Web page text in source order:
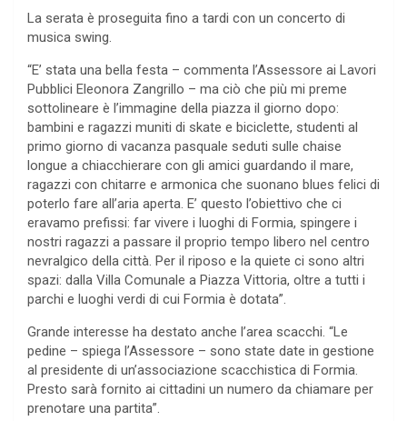
La serata è proseguita fino a tardi con un concerto di
musica swing.
“E’ stata una bella festa – commenta l’Assessore ai Lavori
Pubblici Eleonora Zangrillo – ma ciò che più mi preme
sottolineare è l’immagine della piazza il giorno dopo:
bambini e ragazzi muniti di skate e biciclette, studenti al
primo giorno di vacanza pasquale seduti sulle chaise
longue a chiacchierare con gli amici guardando il mare,
ragazzi con chitarre e armonica che suonano blues felici di
poterlo fare all’aria aperta. E’ questo l’obiettivo che ci
eravamo prefissi: far vivere i luoghi di Formia, spingere i
nostri ragazzi a passare il proprio tempo libero nel centro
nevralgico della città. Per il riposo e la quiete ci sono altri
spazi: dalla Villa Comunale a Piazza Vittoria, oltre a tutti i
parchi e luoghi verdi di cui Formia è dotata”.
Grande interesse ha destato anche l’area scacchi. “Le
pedine – spiega l’Assessore – sono state date in gestione
al presidente di un’associazione scacchistica di Formia.
Presto sarà fornito ai cittadini un numero da chiamare per
prenotare una partita”.